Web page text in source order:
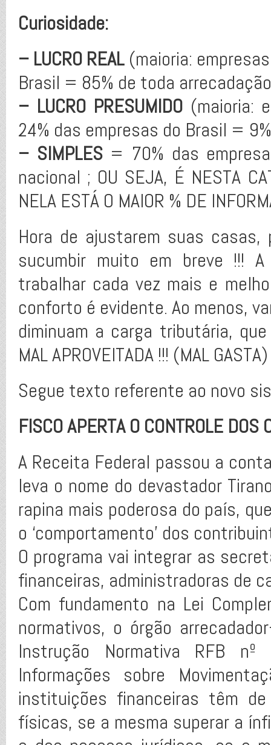
Curiosidade:
– LUCRO REAL(maioria:
Brasil = 85% de toda
– LUCRO PRESUMIDO (maioria:
24% das empresas do Brasil =
– SIMPLES = 70% das
nacional ; OU SEJA, É NESTA
NELA ESTÁ O MAIOR % DE
Hora de ajustarem suas
sucumbir muito em breve !!!
trabalhar cada vez mais e
conforto é evidente. Ao menos,
diminuam a carga tributária,
MAL APROVEITADA !!! (MAL GASTA)
Segue texto referente ao novo
FISCO APERTA O CONTROLE DOS
A Receita Federal passou a
leva o nome do devastador
rapina mais poderosa do país,
o ‘comportamento’ dos
O programa vai integrar as
financeiras, administradoras de
Com fundamento na Lei
normativos, o órgão
Instrução Normativa RFB
Informações sobre
instituições financeiras têm
físicas, se a mesma superar a